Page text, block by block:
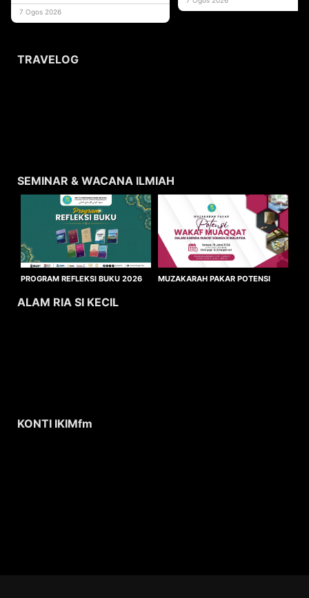
usaha
7 Ogos 2026
TRAVELOG
SEMINAR & WACANA ILMIAH
PROGRAM REFLEKSI BUKU 2026
MUZAKARAH PAKAR POTENSI
ALAM RIA SI KECIL
KONTI IKIMfm